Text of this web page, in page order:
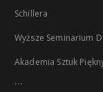
Schillera
Wyższe Seminarium
Akademia Sztuk
...